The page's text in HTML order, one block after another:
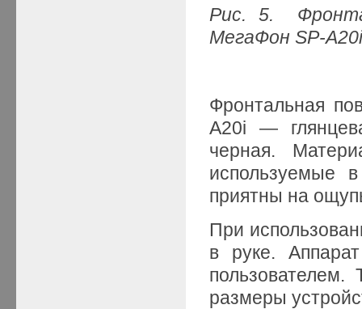
Рис. 5.
МегаФон SP-
Фронтальная
A20i —
черная.
используемые
приятны на
При
в руке.
размеры